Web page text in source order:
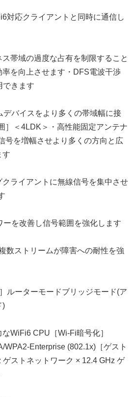
対応クライアントと同時に通信し
ス帯域の過度な占有を制限すること
を向上させます・DFS電波干渉
できます
デバイスをより多くの帯域幅に接
］＜4LDK＞・高性能固定アンテナ
号を増幅させより多くの方向と広
す
クライアントに無線信号を集中させ
ーを改善し信号範囲を強化します
数ストリームが障害への耐性を強
ルーターモードブリッジモード(ア
)
なWiFi6 CPU［Wi-Fi暗号化］
WPA2-Enterprise (802.1x)［ゲスト
ストネットワーク × 12.4 GHz ゲ